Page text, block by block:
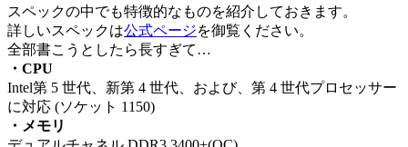
スペックの中でも特徴的なものを紹介しておきます。
詳しいスペックは公式ページを御覧ください。
全部書こうとしたら長すぎて…
・CPU
Intel第 5 世代、新第 4 世代、および、第 4 世代プロセッサー
に対応 (ソケット 1150)
・メモリ